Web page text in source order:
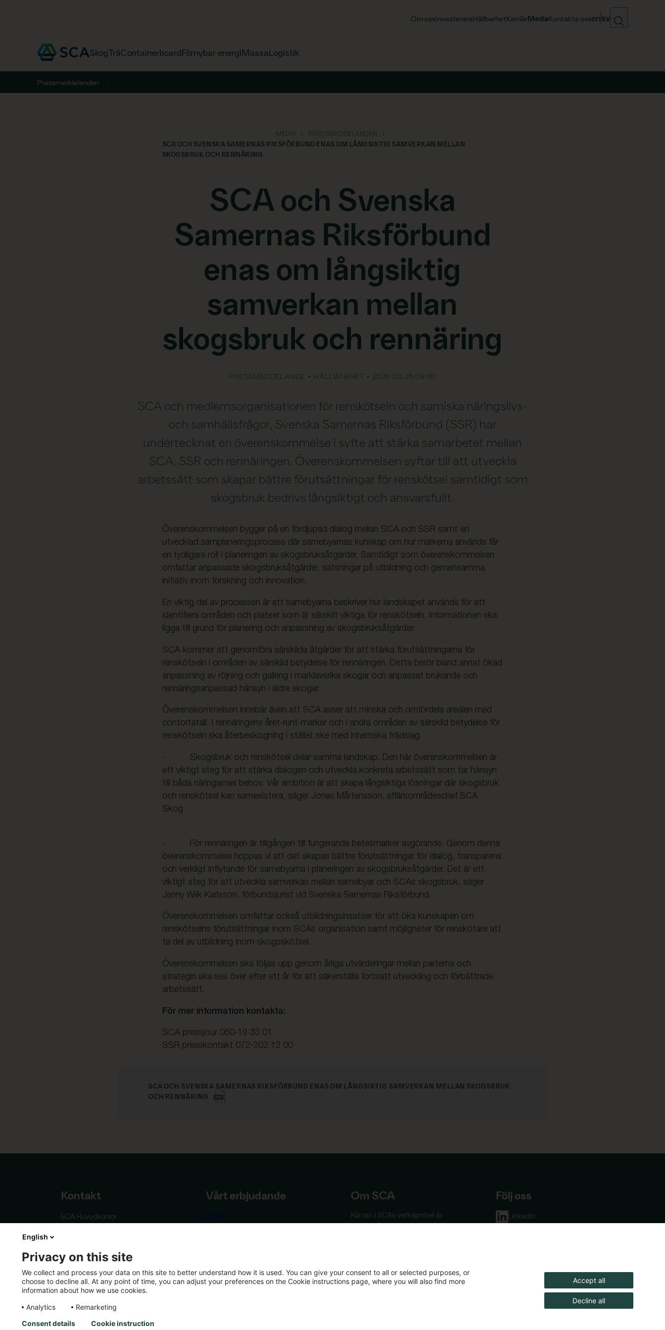
MEDIA
PRESSMEDDELANDEN
SCA OCH SVENSKA SAMERNAS RIKSFÖRBUND ENAS OM LÅNGSIKTIG SAMVERKAN MELLAN
SKOGSBRUK OCH RENNÄRING
SCA och Svenska
Samernas Riksförbund
enas om långsiktig
samverkan mellan
skogsbruk och rennäring
PRESSMEDDELANDE HÅLLBARHET 2026-03-25 09:00
SCA och medlemsorganisationen för renskötseln och samiska näringslivs-
och samhällsfrågor, Svenska Samernas Riksförbund (SSR) har
undertecknat en överenskommelse i syfte att stärka samarbetet mellan
SCA, SSR och rennäringen. Överenskommelsen syftar till att utveckla
arbetssätt som skapar bättre förutsättningar för renskötsel samtidigt som
skogsbruk bedrivs långsiktigt och ansvarsfullt.
Överenskommelsen bygger på en fördjupad dialog mellan SCA och SSR samt en
utvecklad samplaneringsprocess där samebyarnas kunskap om hur markerna används får
en tydligare roll i planeringen av skogsbruksåtgärder. Samtidigt som överenskommelsen
omfattar anpassade skogsbruksåtgärder, satsningar på utbildning och gemensamma
initiativ inom forskning och innovation.
En viktig del av processen är att samebyarna beskriver hur landskapet används för att
identifiera områden och platser som är särskilt viktiga för renskötseln. Informationen ska
ligga till grund för planering och anpassning av skogsbruksåtgärder.
SCA kommer att genomföra särskilda åtgärder för att stärka förutsättningarna för
renskötseln i områden av särskild betydelse för rennäringen. Detta berör bland annat ökad
anpassning av röjning och gallring i marklavsrika skogar och anpassat brukande och
rennäringsanpassad hänsyn i äldre skogar.
Överenskommelsen innebär även att SCA avser att minska och omfördela arealen med
contortatall. I rennäringens året-runt-marker och i andra områden av särskild betydelse för
renskötseln ska återbeskogning i stället ske med inhemska trädslag.
- Skogsbruk och renskötsel delar samma landskap. Den här överenskommelsen är
ett viktigt steg för att stärka dialogen och utveckla konkreta arbetssätt som tar hänsyn
till båda näringarnas behov. Vår ambition är att skapa långsiktiga lösningar där skogsbruk
och renskötsel kan samexistera, säger Jonas Mårtensson, affärsområdeschef SCA
Skog.
- För rennäringen är tillgången till fungerande betesmarker avgörande. Genom denna
överenskommelse hoppas vi att det skapas bättre förutsättningar för dialog, transparens
och verkligt inflytande för samebyarna i planeringen av skogsbruksåtgärder. Det är ett
viktigt steg för att utveckla samverkan mellan samebyar och SCAs skogsbruk, säger
Jenny Wiik Karlsson, förbundsjurist vid Svenska Samernas Riksförbund.
Överenskommelsen omfattar också utbildningsinsatser för att öka kunskapen om
renskötselns förutsättningar inom SCAs organisation samt möjligheter för renskötare att
ta del av utbildning inom skogsskötsel.
Överenskommelsen ska följas upp genom årliga utvärderingar mellan parterna och
strategin ska ses över efter ett år för att säkerställa fortsatt utveckling och förbättrade
arbetssätt.
För mer information kontakta:
SCA pressjour 060-19 33 01
SSR presskontakt 072-202 12 00
SCA OCH SVENSKA SAMERNAS RIKSFÖRBUND ENAS OM LÅNGSIKTIG SAMVERKAN MELLAN SKOGSBRUK
OCH RENNÄRING
SkogTräContainerboardFörnybar energiMassaLogistik
Pressmeddelanden
Om ossInvesterareHållbarhetKarriärMediaKontakta ossensv
Kontakt
SCA Huvudkontor
Tel:+46 60 19 30 00
info@sca.com
Alla kontaktuppgifter
Vårt erbjudande
Skog
Om SCA
Kärnan i SCAs verksamhet är
och andras skogar.
Följ oss
LinkedIn
English
Privacy on this site
We collect and process your data on this site to better understand how it is used. You can give your consent to all or selected purposes, or
choose to decline all. At any point of time, you can adjust your preferences on the Cookie instructions page, where you will also find more
information about how we use cookies.
Analytics
Remarketing
Accept all
Decline all
Consent details Cookie instruction